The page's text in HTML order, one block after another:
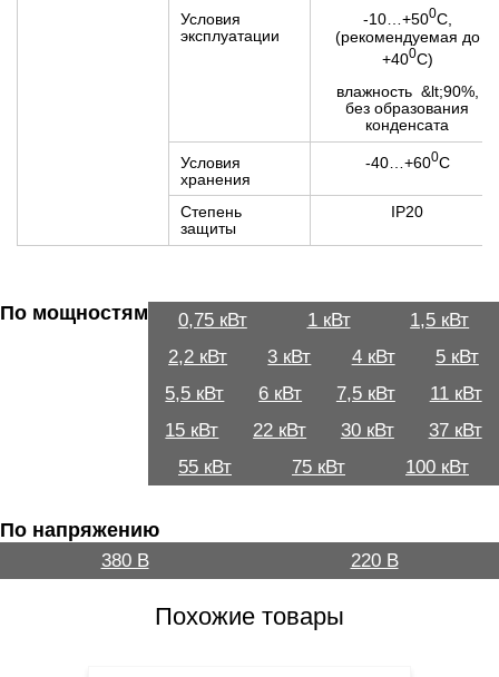
Условия
эксплуатации
-10…+500С,
(рекомендуемая до
+400С)
влажность &lt;90%,
без образования
конденсата
Условия
хранения
-40…+600С
Степень
защиты
IP20
По мощностям 0,75 кВт 1 кВт
1,5 кВт
2,2 кВт
3 кВт 4 кВт
5 кВт
5,5 кВт
6 кВт 7,5 кВт
11 кВт
15 кВт
22 кВт 30 кВт
37 кВт
55 кВт
75 кВт 100 кВт
По напряжению
380 В 220 В
Похожие товары